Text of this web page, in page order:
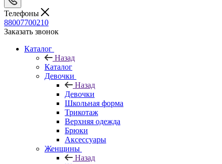
Телефоны
88007700210
Заказать звонок
Каталог
Назад
Каталог
Девочки
Назад
Девочки
Школьная форма
Трикотаж
Верхняя одежда
Брюки
Аксессуары
Женщины
Назад